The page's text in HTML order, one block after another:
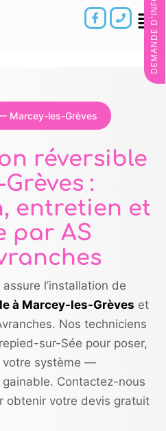
Marcey-les-Grèves
réversible
:
entretien et
par AS
l’installation de
à Marcey-les-Grèves et
Nos techniciens
sur-Sée pour poser,
votre système —
Contactez-nous
obtenir votre devis gratuit